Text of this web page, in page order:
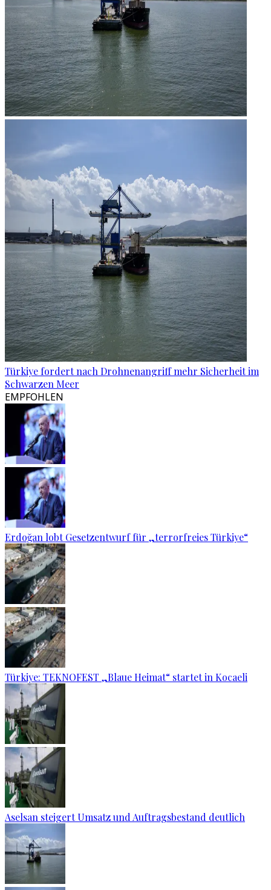
Türkiye fordert nach Drohnenangriff mehr Sicherheit im
Schwarzen Meer
EMPFOHLEN
Erdoğan lobt Gesetzentwurf für „terrorfreies Türkiye“
Türkiye: TEKNOFEST „Blaue Heimat“ startet in Kocaeli
Aselsan steigert Umsatz und Auftragsbestand deutlich